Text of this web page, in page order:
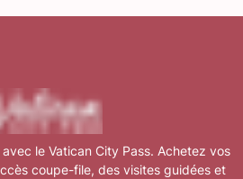
le Vatican City Pass. Achetez vos
coupe-file, des visites guidées et